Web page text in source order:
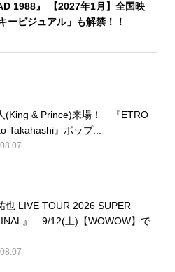
1988』 【2027年1月】全国映
ビジュアル」も解禁！！
(King & Prince)来場！ 『ETRO
Takahashi』ポップ...
也 LIVE TOUR 2026 SUPER
』 9/12(土)【WOWOW】で